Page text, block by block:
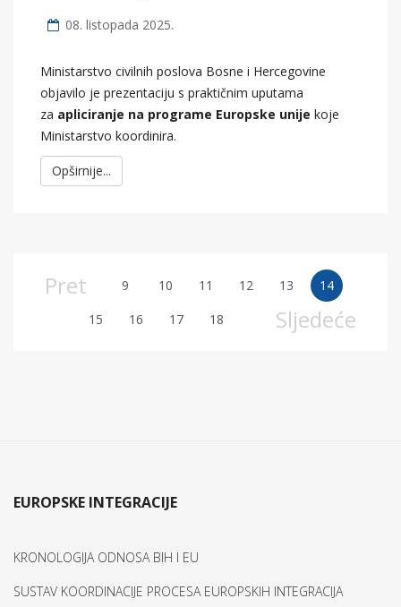
08. listopada 2025.
Ministarstvo civilnih poslova Bosne i Hercegovine
objavilo je prezentaciju s praktičnim uputama
za apliciranje na programe Europske unije koje
Ministarstvo koordinira.
Opširnije...
Pret 9 10 11 12 13
14
15
16 17 18 Sljedeće
EUROPSKE INTEGRACIJE
KRONOLOGIJA ODNOSA BIH I EU
SUSTAV KOORDINACIJE PROCESA EUROPSKIH INTEGRACIJA